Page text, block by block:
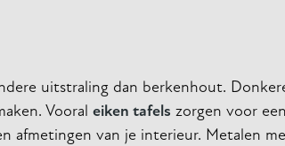
uitstraling dan berkenhout.
Vooral eiken tafels zorgen voor
afmetingen van je interieur. Metalen